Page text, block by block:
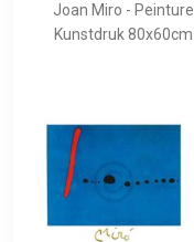
Joan Miro - Peinture
Kunstdruk 80x60cm